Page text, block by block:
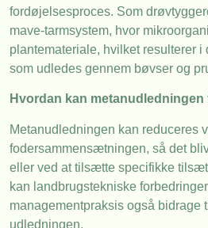
fordøjelsesproces. Som
mave-tarmsystem, hvor
plantemateriale, hvilket resulterer i
som udledes gennem bøvser og
Hvordan kan
Metanudledningen kan reduceres
fodersammensætningen, så det
eller ved at tilsætte specifikke
kan landbrugstekniske
managementpraksis også bidrage
udledningen.